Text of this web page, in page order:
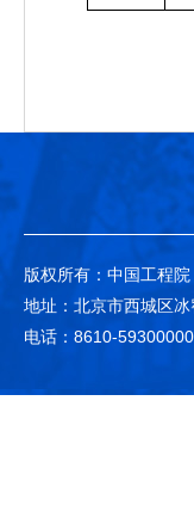
版权所有：中国工程院
地址：北京市西城区
电话：8610-59300000